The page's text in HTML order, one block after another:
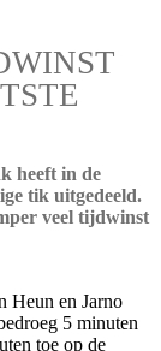
heeft in de
tik uitgedeeld.
veel tijdwinst
Heun en Jarno
5 minuten
toe op de